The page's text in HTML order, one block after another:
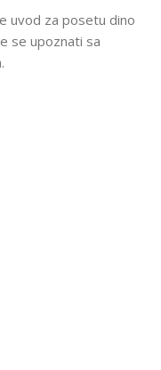
uvod za posetu dino
se upoznati sa